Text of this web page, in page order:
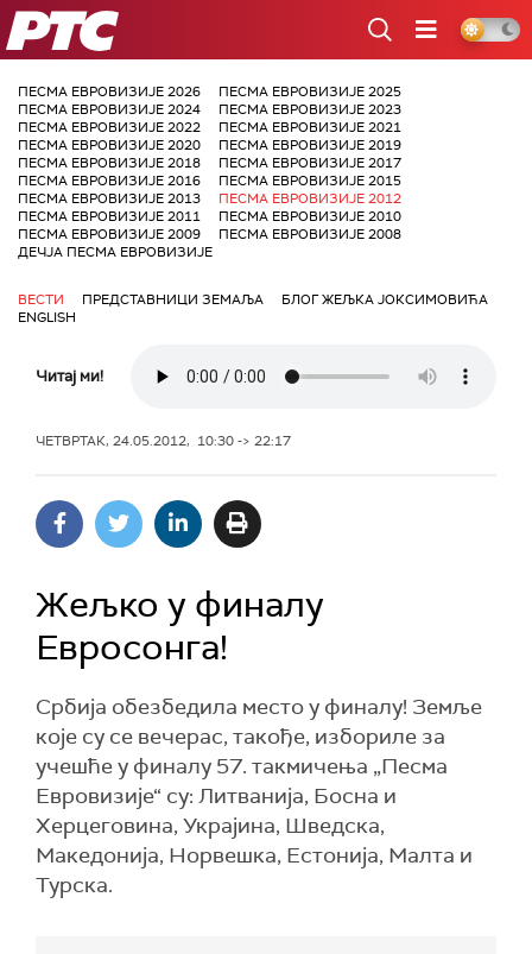
РТС
ПЕСМА ЕВРОВИЗИЈЕ 2026
ПЕСМА ЕВРОВИЗИЈЕ 2025
ПЕСМА ЕВРОВИЗИЈЕ 2024
ПЕСМА ЕВРОВИЗИЈЕ 2023
ПЕСМА ЕВРОВИЗИЈЕ 2022
ПЕСМА ЕВРОВИЗИЈЕ 2021
ПЕСМА ЕВРОВИЗИЈЕ 2020
ПЕСМА ЕВРОВИЗИЈЕ 2019
ПЕСМА ЕВРОВИЗИЈЕ 2018
ПЕСМА ЕВРОВИЗИЈЕ 2017
ПЕСМА ЕВРОВИЗИЈЕ 2016
ПЕСМА ЕВРОВИЗИЈЕ 2015
ПЕСМА ЕВРОВИЗИЈЕ 2013
ПЕСМА ЕВРОВИЗИЈЕ 2012
ПЕСМА ЕВРОВИЗИЈЕ 2011
ПЕСМА ЕВРОВИЗИЈЕ 2010
ПЕСМА ЕВРОВИЗИЈЕ 2009
ПЕСМА ЕВРОВИЗИЈЕ 2008
ДЕЧЈА ПЕСМА ЕВРОВИЗИЈЕ
ВЕСТИ ПРЕДСТАВНИЦИ ЗЕМАЉА
БЛОГ ЖЕЉКА ЈОКСИМОВИЋА
ENGLISH
Читај ми!
ЧЕТВРТАК, 24.05.2012, 10:30 -> 22:17
Жељко у финалу
Евросонга!
Србија обезбедила место у финалу! Земље
које су се вечерас, такође, избориле за
учешће у финалу 57. такмичења „Песма
Евровизије“ су: Литванија, Босна и
Херцеговина, Украјина, Шведска,
Македонија, Норвешка, Естонија, Малта и
Турска.